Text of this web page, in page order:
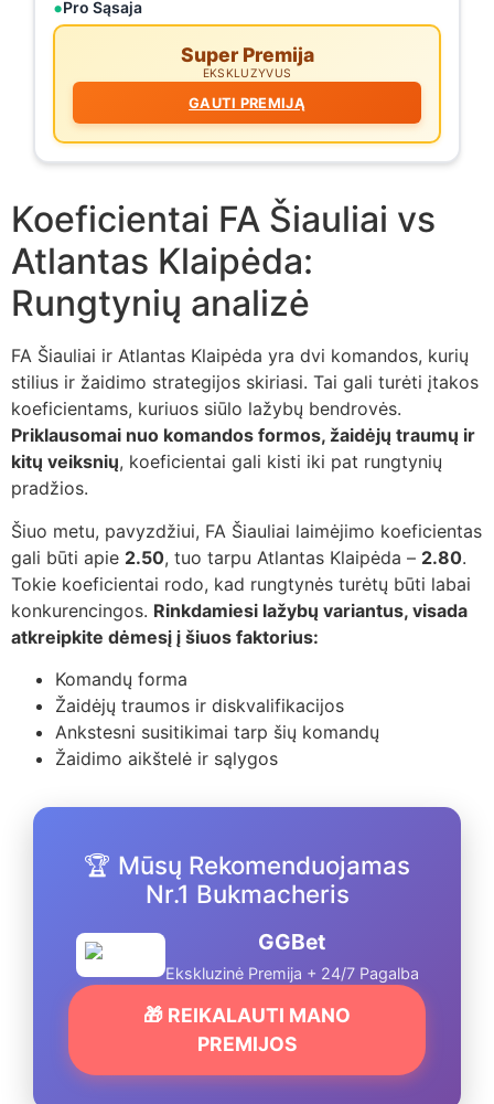
Pro Sąsaja
Super Premija
EKSKLUZYVUS
GAUTI PREMIJĄ
Koeficientai FA Šiauliai vs
Atlantas Klaipėda:
Rungtynių analizė
FA Šiauliai ir Atlantas Klaipėda yra dvi komandos, kurių
stilius ir žaidimo strategijos skiriasi. Tai gali turėti įtakos
koeficientams, kuriuos siūlo lažybų bendrovės.
Priklausomai nuo komandos formos, žaidėjų traumų ir
kitų veiksnių, koeficientai gali kisti iki pat rungtynių
pradžios.
Šiuo metu, pavyzdžiui, FA Šiauliai laimėjimo koeficientas
gali būti apie 2.50, tuo tarpu Atlantas Klaipėda – 2.80.
Tokie koeficientai rodo, kad rungtynės turėtų būti labai
konkurencingos. Rinkdamiesi lažybų variantus, visada
atkreipkite dėmesį į šiuos faktorius:
Komandų forma
Žaidėjų traumos ir diskvalifikacijos
Ankstesni susitikimai tarp šių komandų
Žaidimo aikštelė ir sąlygos
🏆 Mūsų Rekomenduojamas
Nr.1 Bukmacheris
GGBet
Ekskluzinė Premija + 24/7 Pagalba
🎁 REIKALAUTI MANO
PREMIJOS